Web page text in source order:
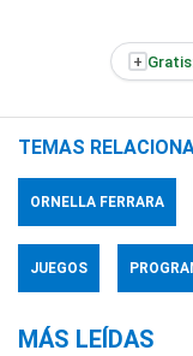
+
TEMAS
ORNELLA FERRARA
JUEGOS
MÁS LEÍDAS